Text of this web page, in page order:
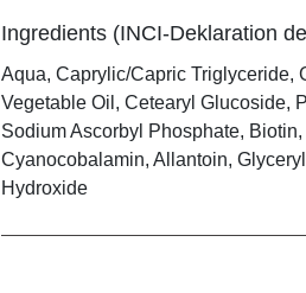
Ingredients (INCI-Deklaration
Aqua, Caprylic/Capric Triglyceride,
Vegetable Oil, Cetearyl Glucoside,
Sodium Ascorbyl Phosphate,
Cyanocobalamin, Allantoin,
Hydroxide